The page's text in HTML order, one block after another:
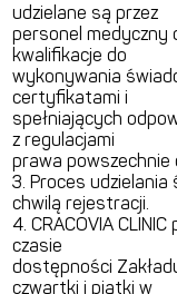
udzielane są przez
personel medyczny
kwalifikacje do
wykonywania
certyfikatami i
spełniających
z regulacjami
prawa powszechnie
3. Proces
chwilą rejestracji.
4. CRACOVIA
czasie
dostępności
czwartki i piątki w